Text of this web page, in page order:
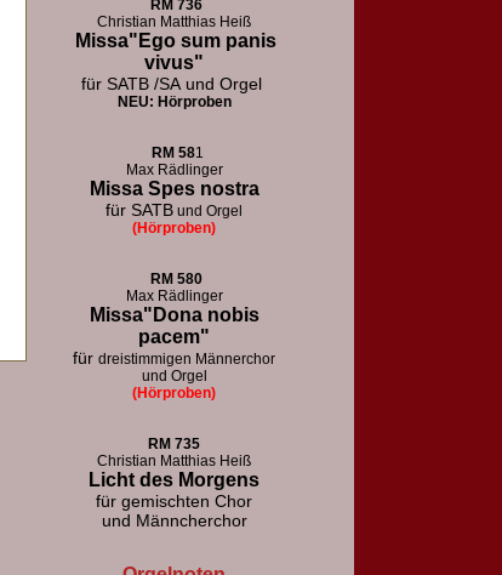
RM 736
Christian Matthias Heiß
Missa"Ego sum panis
vivus"
für SATB /SA und Orgel
NEU: Hörproben
RM 581
Max Rädlinger
Missa Spes nostra
für SATB und Orgel
(Hörproben)
RM 580
Max Rädlinger
Missa"Dona nobis
pacem"
für dreistimmigen Männerchor
und Orgel
(Hörproben)
RM 735
Christian Matthias Heiß
Licht des Morgens
für gemischten Chor
und Männcherchor